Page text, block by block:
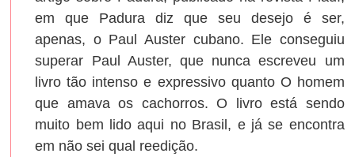
em que Padura diz que seu desejo é ser,
apenas, o Paul Auster cubano. Ele conseguiu
superar Paul Auster, que nunca escreveu um
livro tão intenso e expressivo quanto O homem
que amava os cachorros. O livro está sendo
muito bem lido aqui no Brasil, e já se encontra
em não sei qual reedição.